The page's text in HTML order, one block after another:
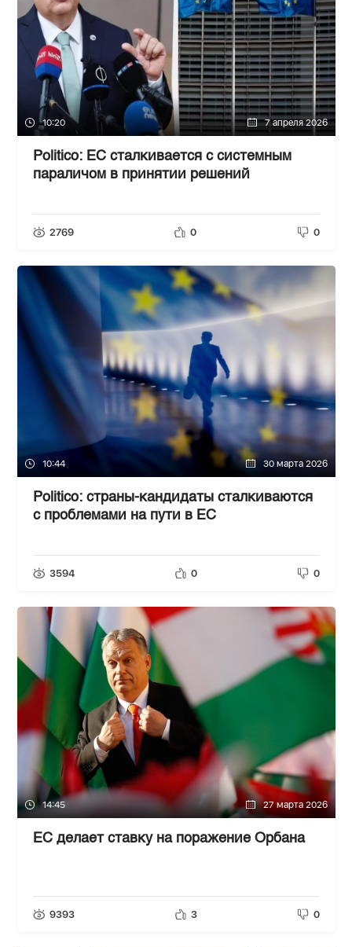
10:20 7 апреля 2026
Politico: ЕС сталкивается с системным
параличом в принятии решений
2769 0 0
10:44 30 марта 2026
Politico: страны-кандидаты сталкиваются
с проблемами на пути в ЕС
3594 0 0
14:45 27 марта 2026
ЕС делает ставку на поражение Орбана
9393 3 0